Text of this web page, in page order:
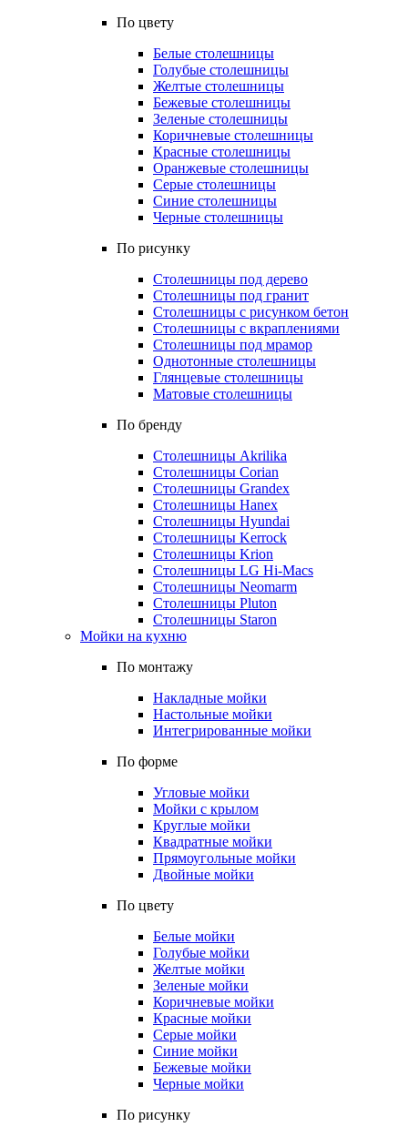
По цвету
Белые столешницы
Голубые столешницы
Желтые столешницы
Бежевые столешницы
Зеленые столешницы
Коричневые столешницы
Красные столешницы
Оранжевые столешницы
Серые столешницы
Синие столешницы
Черные столешницы
По рисунку
Столешницы под дерево
Столешницы под гранит
Столешницы с рисунком бетон
Столешницы с вкраплениями
Столешницы под мрамор
Однотонные столешницы
Глянцевые столешницы
Матовые столешницы
По бренду
Столешницы Akrilika
Столешницы Corian
Столешницы Grandex
Столешницы Hanex
Столешницы Hyundai
Столешницы Kerrock
Столешницы Krion
Столешницы LG Hi-Macs
Столешницы Neomarm
Столешницы Pluton
Столешницы Staron
Мойки на кухню
По монтажу
Накладные мойки
Настольные мойки
Интегрированные мойки
По форме
Угловые мойки
Мойки с крылом
Круглые мойки
Квадратные мойки
Прямоугольные мойки
Двойные мойки
По цвету
Белые мойки
Голубые мойки
Желтые мойки
Зеленые мойки
Коричневые мойки
Красные мойки
Серые мойки
Синие мойки
Бежевые мойки
Черные мойки
По рисунку